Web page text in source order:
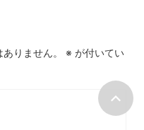
りません。 ※ が付いてい